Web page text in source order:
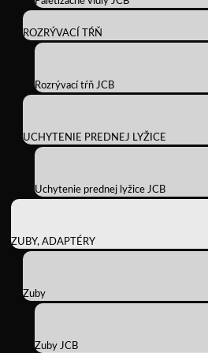
ROZRÝVACÍ TŔŇ
Rozrývací tŕň JCB
UCHYTENIE PREDNEJ LYŽICE
Uchytenie prednej lyžice JCB
ZUBY, ADAPTÉRY
Zuby
Zuby JCB